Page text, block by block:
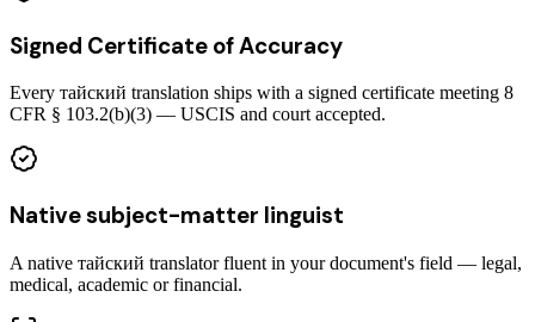
Signed Certificate of Accuracy
Every тайский translation ships with a signed certificate meeting 8
CFR § 103.2(b)(3) — USCIS and court accepted.
Native subject-matter linguist
A native тайский translator fluent in your document's field — legal,
medical, academic or financial.